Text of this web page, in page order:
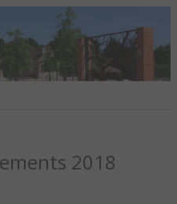
SUR-
SITE
2018